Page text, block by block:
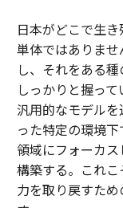
日本がどこで生
単体ではありま
し、それをある
しっかりと握っ
汎用的なモデル
った特定の環境
領域にフォーカ
構築する。これ
力を取り戻すた